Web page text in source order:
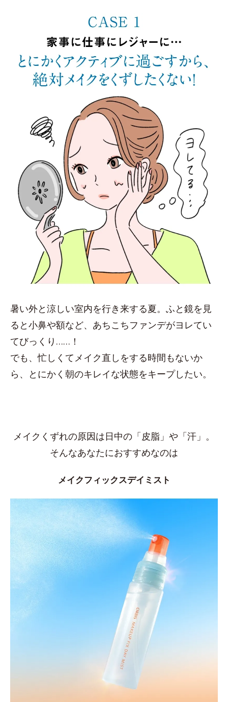
暑い外と涼しい室内を行き来する夏。ふと鏡を見
ると小鼻や額など、あちこちファンデがヨレてい
てびっくり……！
でも、忙しくてメイク直しをする時間もないか
ら、とにかく朝のキレイな状態をキープしたい。
メイクくずれの原因は日中の「皮脂」や「汗」。
そんなあなたにおすすめなのは
メイクフィックスデイミスト